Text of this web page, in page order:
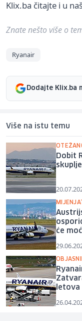
Klix.ba čitajte i u
Znate nešto više o
Ryanair
Dodajte Klix.ba
Više na istu temu
Dobit
će
letova